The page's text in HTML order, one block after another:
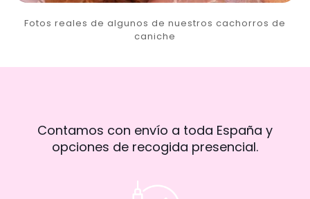
Fotos reales de algunos de nuestros cachorros de
caniche
Contamos con envío a toda España y
opciones de recogida presencial.